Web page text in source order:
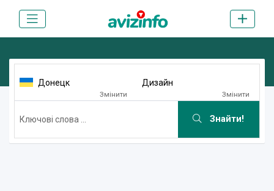
Донецк
Змінити
Дизайн
Змінити
Знайти!